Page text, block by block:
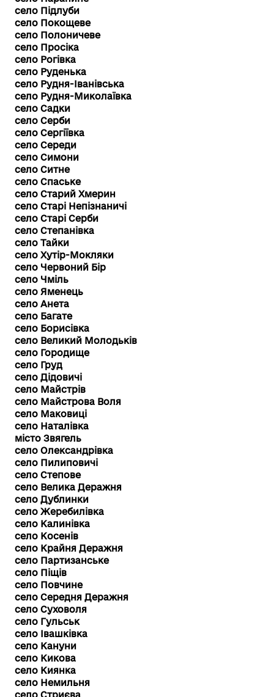
село Підлуби
село Покощеве
село Полоничеве
село Просіка
село Рогівка
село Руденька
село Рудня-Іванівська
село Рудня-Миколаївка
село Садки
село Серби
село Сергіївка
село Середи
село Симони
село Ситне
село Спаське
село Старий Хмерин
село Старі Непізнаничі
село Старі Серби
село Степанівка
село Тайки
село Хутір-Мокляки
село Червоний Бір
село Чміль
село Яменець
село Анета
село Багате
село Борисівка
село Великий Молодьків
село Городище
село Груд
село Дідовичі
село Майстрів
село Майстрова Воля
село Маковиці
село Наталівка
місто Звягель
село Олександрівка
село Пилиповичі
село Степове
село Велика Деражня
село Дублинки
село Жеребилівка
село Калинівка
село Косенів
село Крайня Деражня
село Партизанське
село Піщів
село Повчине
село Середня Деражня
село Суховоля
село Гульськ
село Івашківка
село Кануни
село Кикова
село Киянка
село Немильня
село Стриєва